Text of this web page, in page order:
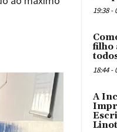
19:38 -
filho
18:44 -
A